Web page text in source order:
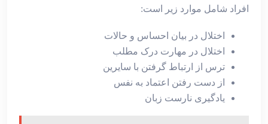
افراد شامل موارد زیر است:
اختلال در بیان احساس و حالات
اختلال در مهارت درک مطلب
ترس از ارتباط گرفتن با سایرین
از دست رفتن اعتماد به نفس
یادگیری نارست زبان